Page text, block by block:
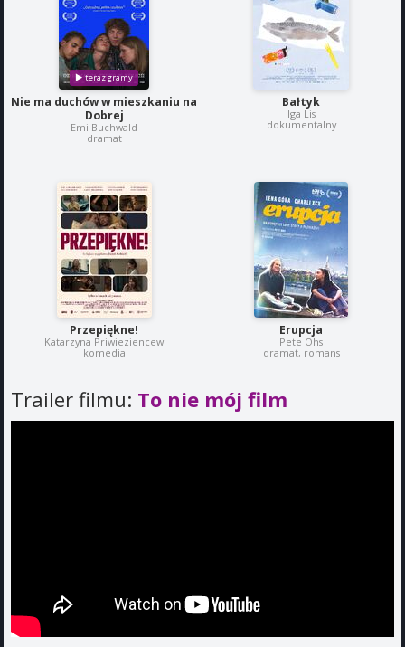
Nie ma duchów w mieszkaniu na
Dobrej
Emi Buchwald
dramat
Bałtyk
Iga Lis
dokumentalny
Przepiękne!
Katarzyna Priwieziencew
komedia
Erupcja
Pete Ohs
dramat, romans
Trailer filmu: To nie mój film